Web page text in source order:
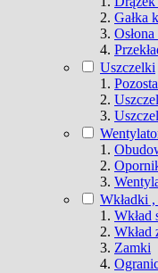
Gałka
Uszczelki
Wkładki
Wkład
Wkład
Zamki